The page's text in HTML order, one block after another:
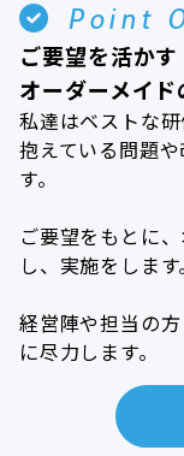
Point
ご要望を活かす
オーダーメイド
私達はベストな研
抱えている問題
す。
ご要望をもとに
し、実施をします。
経営陣や担当の
に尽力します。